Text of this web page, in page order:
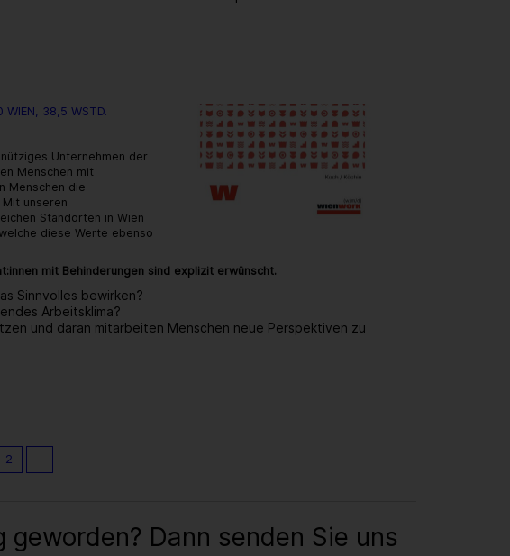
WIEN, 38,5 WSTD.
Unternehmen der
Menschen mit
Menschen die
unseren
Standorten in Wien
diese Werte ebenso
mit Behinderungen sind explizit erwünscht.
Sinnvolles bewirken?
Arbeitsklima?
und daran mitarbeiten Menschen neue Perspektiven zu
2
Dann senden Sie uns